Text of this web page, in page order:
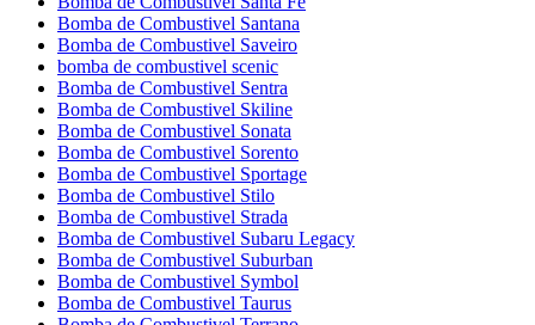
Bomba de Combustivel Santana
Bomba de Combustivel Saveiro
bomba de combustivel scenic
Bomba de Combustivel Sentra
Bomba de Combustivel Skiline
Bomba de Combustivel Sonata
Bomba de Combustivel Sorento
Bomba de Combustivel Sportage
Bomba de Combustivel Stilo
Bomba de Combustivel Strada
Bomba de Combustivel Subaru Legacy
Bomba de Combustivel Suburban
Bomba de Combustivel Symbol
Bomba de Combustivel Taurus